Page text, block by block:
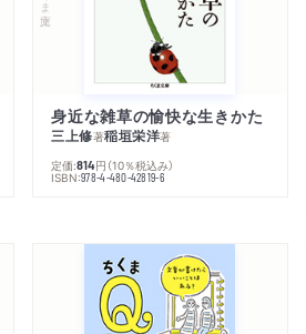
身近な雑草の愉快な生きかた
三上修著稲垣栄洋著
定価:814円 （10％税込み）
ISBN:978-4-480-42819-6